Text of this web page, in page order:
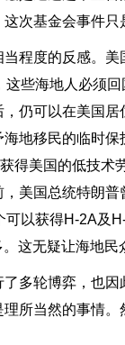
次基金会事件
程度的反感。
些海地人必须
仍可以在美国
海地移民的临时
得美国的低技
美国总统特朗
以获得H-2A及
。这无疑让海地
多轮博弈，也
所当然的事情